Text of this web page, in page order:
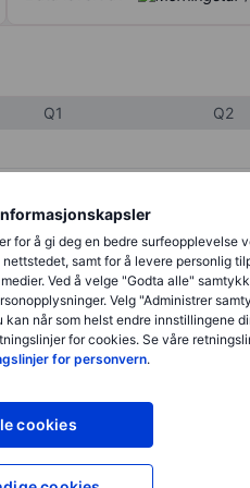
for å gi deg en bedre surfeopplevelse
samt for å levere personlig
Ved å velge "Godta alle"
Velg "Administrer
når som helst endre innstillingene
for cookies. Se våre
for personvern.
cookies
Q1 Q2
XXXXXXX
XXXXXXX
XXXXXXX